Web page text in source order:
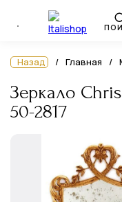
Назад Главная
Зеркало
50-2817